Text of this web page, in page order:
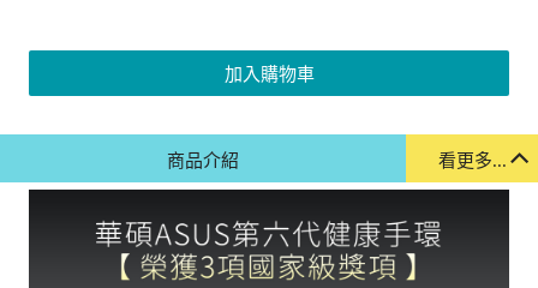
加入購物車
看更多...
商品介紹